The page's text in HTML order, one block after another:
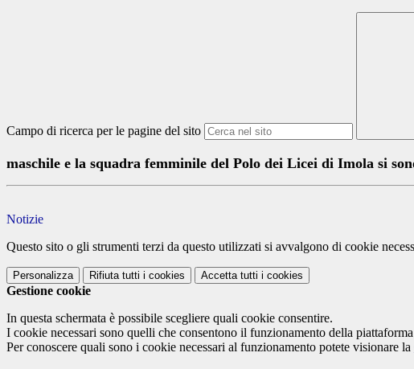
Campo di ricerca per le pagine del sito
maschile e la squadra femminile del Polo dei Licei di Imola si
Notizie
Questo sito o gli strumenti terzi da questo utilizzati si avvalgono di cookie
Personalizza Rifiuta tutti i cookies Accetta tutti i cookies
Gestione cookie
In questa schermata è possibile scegliere quali cookie consentire.
I cookie necessari sono quelli che consentono il funzionamento della
Per conoscere quali sono i cookie necessari al funzionamento potete visionare la